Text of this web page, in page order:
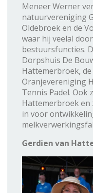
Meneer Werner
natuurvereniging
Oldebroek en de
waar hij veelal
bestuursfuncties.
Dorpshuis De
Hattemerbroek,
Oranjevereniging
Tennis Padel. Ook
Hattemerbroek en
in voor
Gerdien van